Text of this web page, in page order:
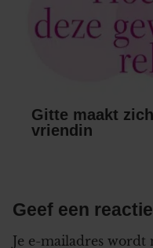
Gitte maakt
vriendin
Geef een reactie
Je e-mailadres wordt